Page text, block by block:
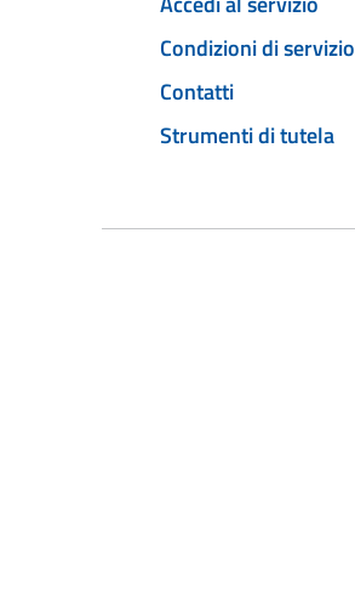
Condizioni di servizio
Contatti
Strumenti di tutela